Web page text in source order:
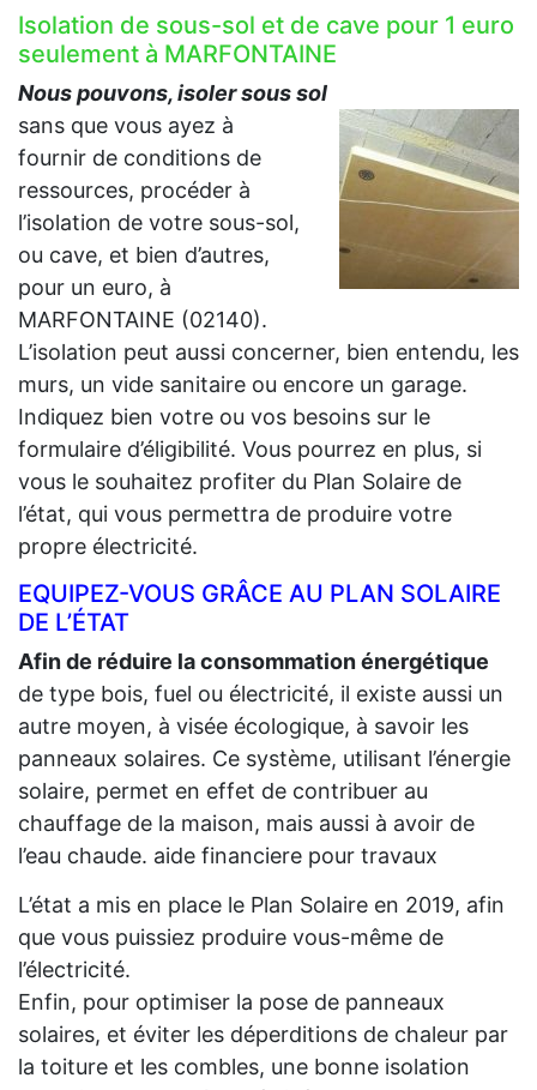
Isolation de sous-sol et de cave pour 1 euro
seulement à MARFONTAINE
Nous pouvons, isoler sous sol
sans que vous ayez à
fournir de conditions de
ressources, procéder à
l’isolation de votre sous-sol,
ou cave, et bien d’autres,
pour un euro, à
MARFONTAINE (02140).
L’isolation peut aussi concerner, bien entendu, les
murs, un vide sanitaire ou encore un garage.
Indiquez bien votre ou vos besoins sur le
formulaire d’éligibilité. Vous pourrez en plus, si
vous le souhaitez profiter du Plan Solaire de
l’état, qui vous permettra de produire votre
propre électricité.
EQUIPEZ-VOUS GRÂCE AU PLAN SOLAIRE
DE L’ÉTAT
Afin de réduire la consommation énergétique
de type bois, fuel ou électricité, il existe aussi un
autre moyen, à visée écologique, à savoir les
panneaux solaires. Ce système, utilisant l’énergie
solaire, permet en effet de contribuer au
chauffage de la maison, mais aussi à avoir de
l’eau chaude. aide financiere pour travaux
L’état a mis en place le Plan Solaire en 2019, afin
que vous puissiez produire vous-même de
l’électricité.
Enfin, pour optimiser la pose de panneaux
solaires, et éviter les déperditions de chaleur par
la toiture et les combles, une bonne isolation